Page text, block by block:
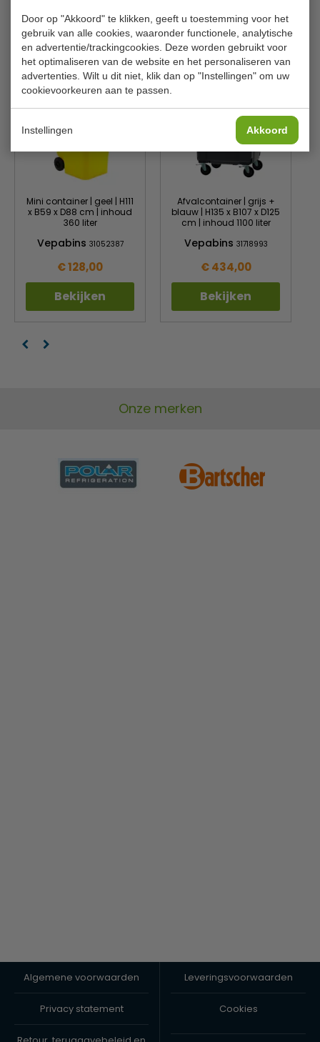
Door op "Akkoord" te klikken, geeft u toestemming voor het
gebruik van alle cookies, waaronder functionele, analytische
en advertentie/trackingcookies. Deze worden gebruikt voor
het optimaliseren van de website en het personaliseren van
advertenties. Wilt u dit niet, klik dan op "Instellingen" om uw
cookievoorkeuren aan te passen.
Instellingen Akkoord
Is dit iets voor jou?
Mini container | geel | H111
x B59 x D88 cm | inhoud
360 liter
Vepabins 31052387
€ 128,00
Bekijken
Afvalcontainer | grijs +
blauw | H135 x B107 x D125
cm | inhoud 1100 liter
Vepabins 31718993
€ 434,00
Bekijken
Onze merken
Algemene voorwaarden Leveringsvoorwaarden
Privacy statement Cookies